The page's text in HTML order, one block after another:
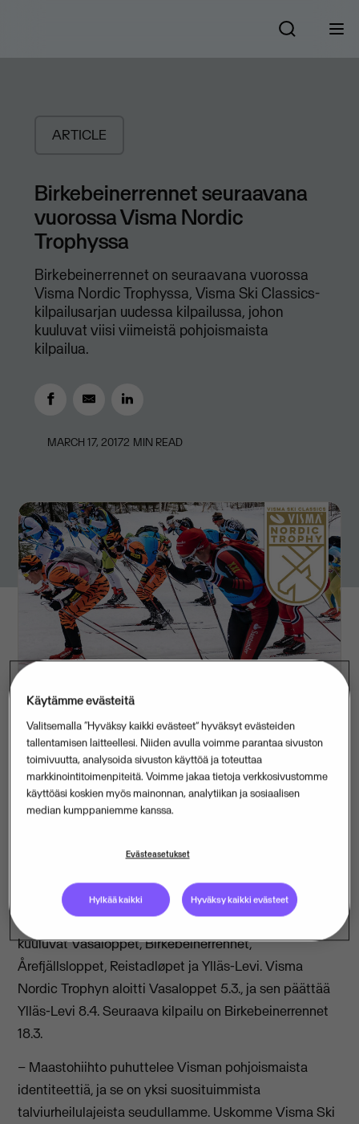
ARTICLE
Birkebeinerrennet seuraavana
vuorossa Visma Nordic
Trophyssa
Birkebeinerrennet on seuraavana vuorossa
Visma Nordic Trophyssa, Visma Ski Classics-
kilpailusarjan uudessa kilpailussa, johon
kuuluvat viisi viimeistä pohjoismaista
kilpailua.
MARCH 17, 20172 MIN READ
Birkebeinerrennet on seuraavana vuorossa Visma
Nordic Trophyssa, Visma Ski Classics-kilpailusarjan
uudessa kilpailussa, johon kuuluvat viisi viimeistä
pohjoismaista kilpailua.
Visma Nordic Trophy on uusi pitkän matkan
pohjoismaissa järjestettävää VII kauden kiertuetta.
Kilpailusarja on perustettu Visman aloitteesta, ja siihen
kuuluvat Vasaloppet, Birkebeinerrennet,
Årefjällsloppet, Reistadløpet ja Ylläs-Levi. Visma
Nordic Trophyn aloitti Vasaloppet 5.3., ja sen päättää
Ylläs-Levi 8.4. Seuraava kilpailu on Birkebeinerrennet
18.3.
– Maastohiihto puhuttelee Visman pohjoismaista
identiteettiä, ja se on yksi suosituimmista
talviurheilulajeista seudullamme. Uskomme Visma Ski
Käytämme evästeitä
Valitsemalla “Hyväksy kaikki evästeet” hyväksyt evästeiden
tallentamisen laitteellesi. Niiden avulla voimme parantaa sivuston
toimivuutta, analysoida sivuston käyttöä ja toteuttaa
markkinointitoimenpiteitä. Voimme jakaa tietoja verkkosivustomme
käyttöäsi koskien myös mainonnan, analytiikan ja sosiaalisen
median kumppaniemme kanssa.
Evästeasetukset
Hylkää kaikki Hyväksy kaikki evästeet